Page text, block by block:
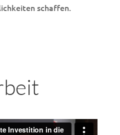
schaffen.